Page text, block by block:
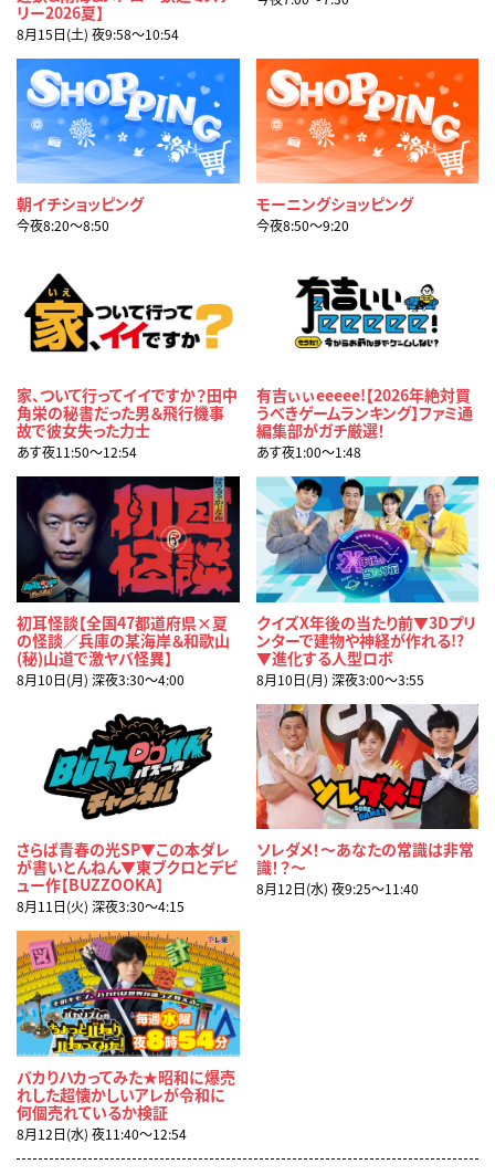
リー2026夏】
8月15日(土) 夜9:58〜10:54
朝イチショッピング
今夜8:20〜8:50
モーニングショッピング
今夜8:50〜9:20
家、ついて行ってイイですか？田中
角栄の秘書だった男＆飛行機事
故で彼女失った力士
あす夜11:50〜12:54
有吉ぃぃeeeee!【2026年絶対買
うべきゲームランキング】ファミ通
編集部がガチ厳選！
あす夜1:00〜1:48
初耳怪談【全国47都道府県×夏
の怪談／兵庫の某海岸＆和歌山
(秘)山道で激ヤバ怪異】
8月10日(月) 深夜3:30〜4:00
クイズX年後の当たり前▼3Dプリ
ンターで建物や神経が作れる!?
▼進化する人型ロボ
8月10日(月) 深夜3:00〜3:55
さらば青春の光SP▼この本ダレ
が書いとんねん▼東ブクロとデビ
ュー作【BUZZOOKA】
8月11日(火) 深夜3:30〜4:15
ソレダメ！～あなたの常識は非常
識！？～
8月12日(水) 夜9:25〜11:40
バカりハカってみた★昭和に爆売
れした超懐かしいアレが令和に
何個売れているか検証
8月12日(水) 夜11:40〜12:54